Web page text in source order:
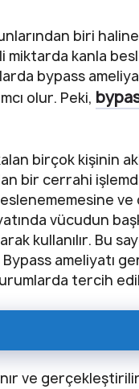
biri
miktarda kanla
bypass
olur. Peki,
birçok kişinin
bir cerrahi
ve
vücudun
kullanılır. Bu
Bypass ameliyatı
tercih
ve